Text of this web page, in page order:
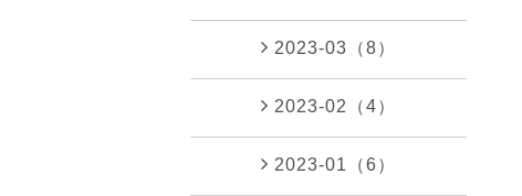
2023-03（8）
2023-02（4）
2023-01（6）